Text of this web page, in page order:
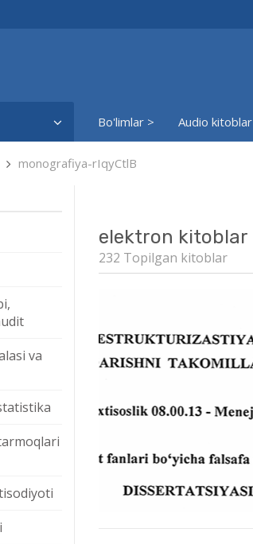
Bo'limlar > Audio kitoblar
monografiya-rIqyCtlB
va
elektron kitoblar
232 Topilgan kitoblar